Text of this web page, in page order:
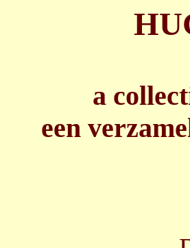
a
een